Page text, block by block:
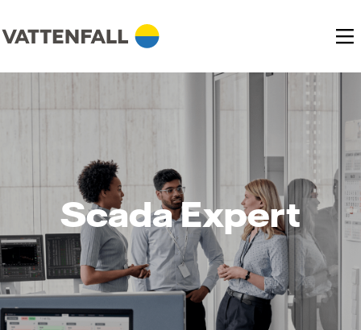
Scada Expert